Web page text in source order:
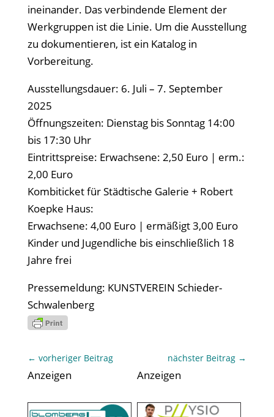
ineinander. Das verbindende Element der
Werkgruppen ist die Linie. Um die Ausstellung
zu dokumentieren, ist ein Katalog in
Vorbereitung.
Ausstellungsdauer: 6. Juli – 7. September
2025
Öffnungszeiten: Dienstag bis Sonntag 14:00
bis 17:30 Uhr
Eintrittspreise: Erwachsene: 2,50 Euro | erm.:
2,00 Euro
Kombiticket für Städtische Galerie + Robert
Koepke Haus:
Erwachsene: 4,00 Euro | ermäßigt 3,00 Euro
Kinder und Jugendliche bis einschließlich 18
Jahre frei
Pressemeldung: KUNSTVEREIN Schieder-
Schwalenberg
← vorheriger Beitrag nächster Beitrag →
Anzeigen Anzeigen